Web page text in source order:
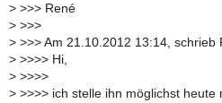
> >>> René
> >>>
> >>> Am 21.10.2012 13:14, schrieb
> >>>> Hi,
> >>>>
> >>>> ich stelle ihn möglichst heute